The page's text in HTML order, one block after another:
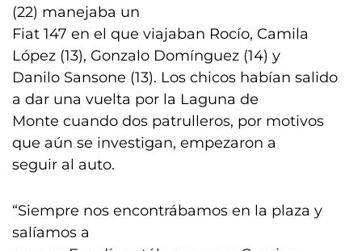
(22) manejaba un
Fiat 147 en el que viajaban Rocío, Camila
López (13), Gonzalo Domínguez (14) y
Danilo Sansone (13). Los chicos habían salido
a dar una vuelta por la Laguna de
Monte cuando dos patrulleros, por motivos
que aún se investigan, empezaron a
seguir al auto.
“Siempre nos encontrábamos en la plaza y
salíamos a